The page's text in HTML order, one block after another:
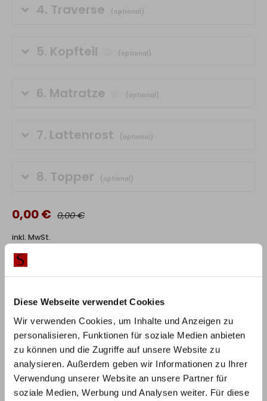
Diese Webseite verwendet Cookies
Wir verwenden Cookies, um Inhalte und Anzeigen zu
personalisieren, Funktionen für soziale Medien anbieten
zu können und die Zugriffe auf unsere Website zu
analysieren. Außerdem geben wir Informationen zu Ihrer
Verwendung unserer Website an unsere Partner für
soziale Medien, Werbung und Analysen weiter. Für diese
4. Traverse (optional)
5. Kopfteil (optional)
6. Matratze (optional)
7. Lattenrost (optional)
8. Topper (optional)
0,00 € 0,00 €
inkl. MwSt.
10%
RABATT BEI ZAHLUNG PER
VORKASSE / ÜBERWEISUNG